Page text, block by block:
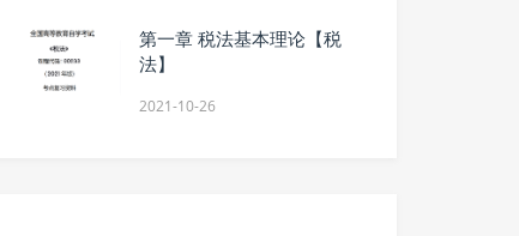
第一章 税法基本理论【税
法】
2021-10-26